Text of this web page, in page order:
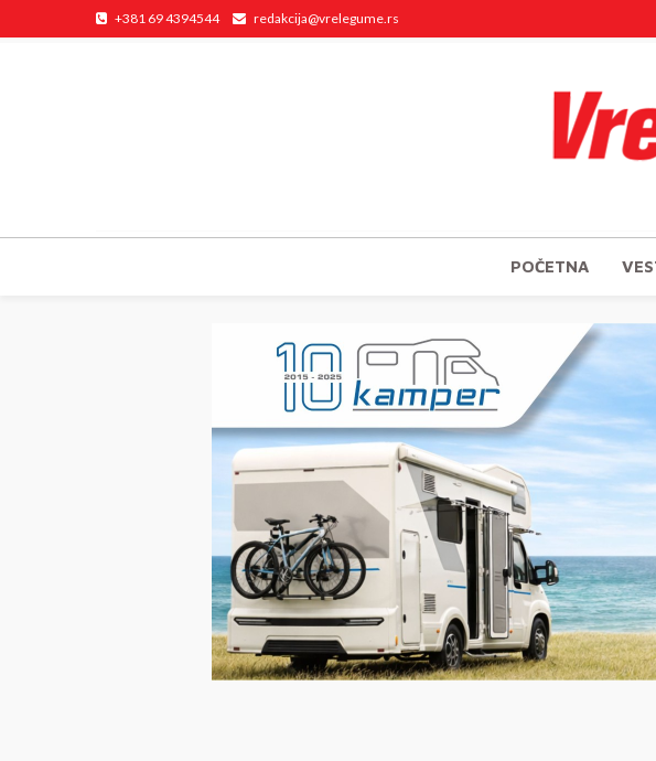
+381 69 4394544 redakcija@vrelegume.rs
POČETNA